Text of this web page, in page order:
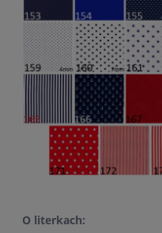
O literkach: